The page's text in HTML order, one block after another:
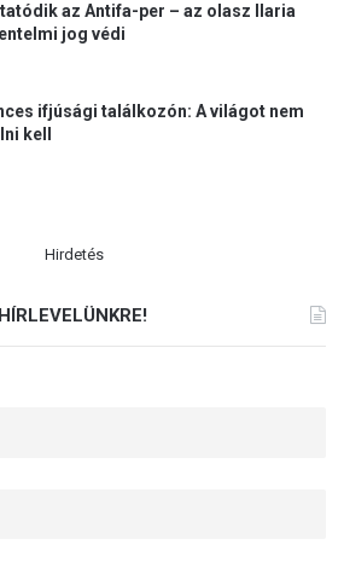
az Antifa-per – az olasz Ilaria
jog védi
ifjúsági találkozón: A világot nem
kell
Hirdetés